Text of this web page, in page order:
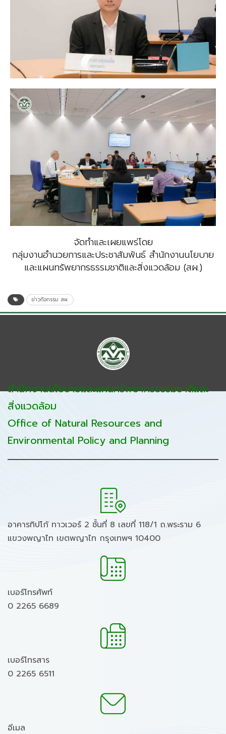
จัดทำและเผยแพร่โดย
กลุ่มงานอำนวยการและประชาสัมพันธ์ สำนักงานนโยบาย
และแผนทรัพยากรธรรมชาติและสิ่งแวดล้อม (สผ.)
ข่าวกิจกรรม สผ.
สำนักงานนโยบายและแผนทรัพยากรธรรมชาติและ
สิ่งแวดล้อม
Office of Natural Resources and
Environmental Policy and Planning
อาคารทิปโก้ ทาวเวอร์ 2 ชั้นที่ 8 เลขที่ 118/1 ถ.พระราม 6
แขวงพญาไท เขตพญาไท กรุงเทพฯ 10400
เบอร์โทรศัพท์
0 2265 6689
เบอร์โทรสาร
0 2265 6511
อีเมล